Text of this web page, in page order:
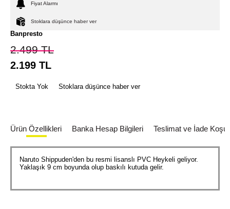
Fiyat Alarmı
Stoklara düşünce haber ver
Banpresto
2.499TL
2.199 TL
Stokta Yok Stoklara düşünce haber ver
Ürün Özellikleri Banka Hesap Bilgileri Teslimat ve İade
Naruto Shippuden'den bu resmi lisanslı PVC Heykeli geliyor.
Yaklaşık 9 cm boyunda olup baskılı kutuda gelir.